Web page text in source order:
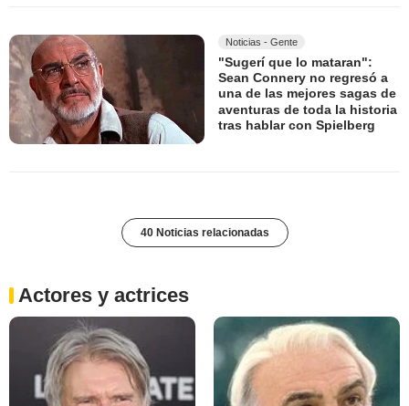
Noticias - Gente
"Sugerí que lo mataran":
Sean Connery no regresó a
una de las mejores sagas de
aventuras de toda la historia
tras hablar con Spielberg
40 Noticias relacionadas
Actores y actrices